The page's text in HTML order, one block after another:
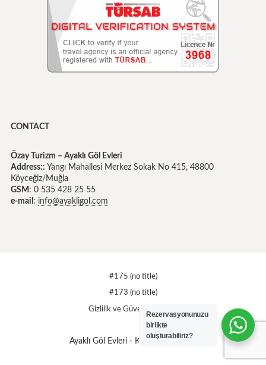
CONTACT
Özay Turizm – Ayaklı Göl Evleri
Address:: Yangı Mahallesi Merkez Sokak No 415, 48800
Köyceğiz/Muğla
GSM : 0 535 428 25 55
e-mail : info@ayakligol.com
Ayaklı Göl Evleri - Köyceğiz © 2026
#175 (no title)
#173 (no title)
Gizlilik ve Güvenlik İlkeleri
Rezervasyonunuzu
birlikte
oluşturabiliriz?